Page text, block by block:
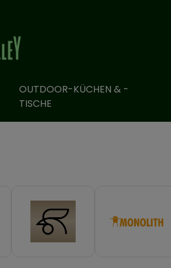
OUTDOOR-KÜCHEN & -
TISCHE